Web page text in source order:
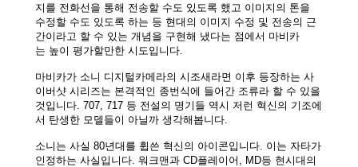
지를 전화선을 통해 전송할 수도 있도록 했고 이미지의 톤을
수정할 수도 있도록 하는 등 현대의 이미지 수정 및 전송의 근
간이라고 할 수 있는 개념을 구현해 냈다는 점에서 마비카
는 높이 평가할만한 시도입니다.
마비카가 소니 디지털카메라의 시조새라면 이후 등장하는 사
이버샷 시리즈는 본격적인 종번식에 들어간 조류라 할 수 있을
것입니다. 707, 717 등 전설의 명기들 역시 저런 혁신의 기조에
서 탄생한 모델들이 아닐까 생각해봅니다.
소니는 사실 80년대를 휩쓴 혁신의 아이콘입니다. 이는 자타가
인정하는 사실입니다. 워크맨과 CD플레이어, MD등 현시대의